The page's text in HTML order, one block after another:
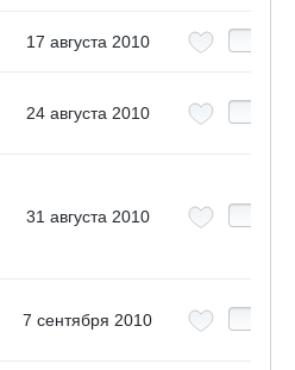
17 августа 2010
24 августа 2010
31 августа 2010
7 сентября 2010